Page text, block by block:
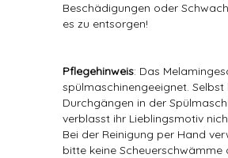
Beschädigungen oder
es zu entsorgen!
Pflegehinweis: Das
spülmaschinengeeignet. Selbst
Durchgängen in der
verblasst ihr Lieblingsmotiv
Bei der Reinigung per Hand
bitte keine Scheuerschwämme